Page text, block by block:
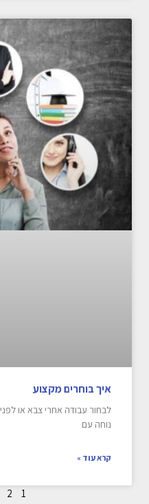
איך בוחרים מקצוע
לבחור עבודה אחרי צבא או
נוחה עם
קרא עוד »
1
2